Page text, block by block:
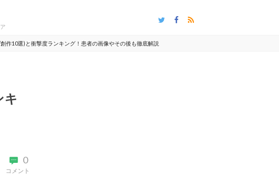
作10選)と衝撃度ランキング！患者の画像やその後も徹底解説
キ
0
コメント